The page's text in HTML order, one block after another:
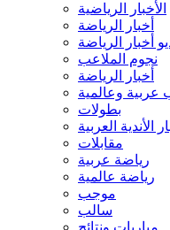
الأخبار الرياضية
أخبار الرياضة
أخبار الرياضة
نجوم الملاعب
أخبار الرياضة
عربية وعالمية
بطولات
الأندية العربية
مقابلات
رياضة عربية
رياضة عالمية
موجب
سالب